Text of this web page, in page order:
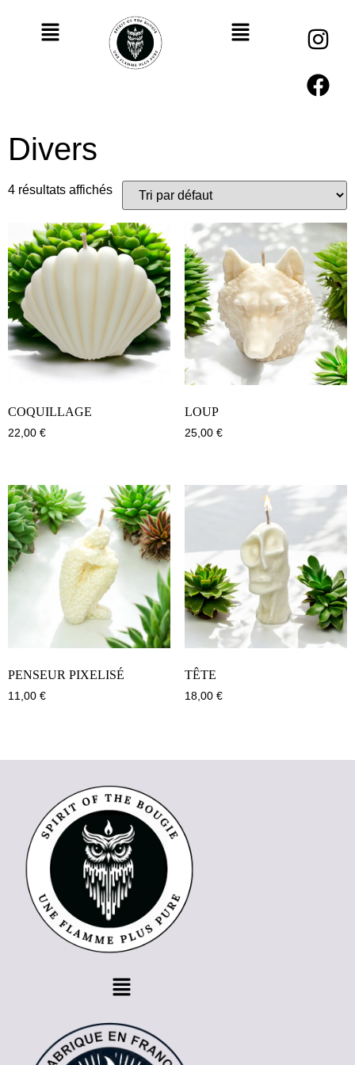
Divers
4 résultats affichés
COQUILLAGE
22,00 €
LOUP
25,00 €
PENSEUR PIXELISÉ
11,00 €
TÊTE
18,00 €